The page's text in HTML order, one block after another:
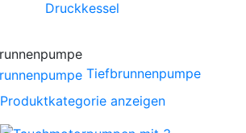
Druckkessel
Tiefbrunnenpumpe
Produktkategorie anzeigen